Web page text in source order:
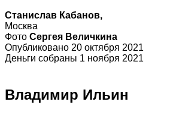
Станислав Кабанов,
Москва
Фото Сергея Величкина
Опубликовано 20 октября 2021
Деньги собраны 1 ноября 2021
Владимир Ильин